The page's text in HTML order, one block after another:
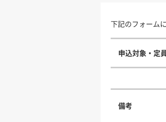
下記のフォーム
申込対象・定
備考